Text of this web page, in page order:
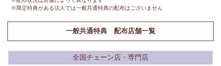
※限定特典がある法人では一般共通特典の配布はございません
一般共通特典 配布店舗一覧
全国チェーン店・専門店